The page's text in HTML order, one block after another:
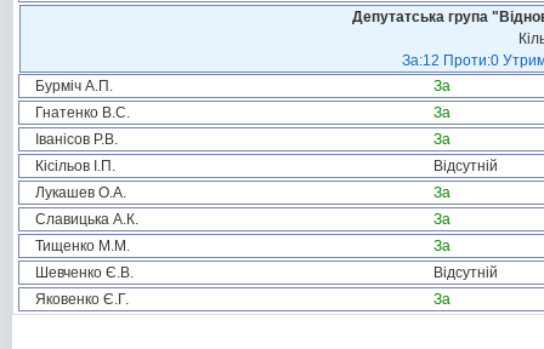
Депутатська група
За:12 Проти:0
Бурміч А.П.
За
Гнатенко В.С.
За
Іванісов Р.В.
За
Кісільов І.П.
Відсутній
Лукашев О.А.
За
Славицька А.К.
За
Тищенко М.М.
За
Шевченко Є.В.
Відсутній
Яковенко Є.Г.
За